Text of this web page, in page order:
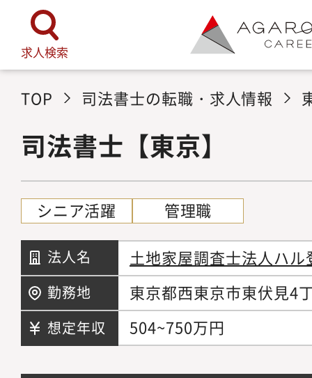
求人検索
TOP 司法書士の転職・求人情報
司法書士【東京】
シニア活躍 管理職
法人名 土地家屋調査士法人ハ
勤務地 東京都西東京市東伏見4
想定年収 504~750万円